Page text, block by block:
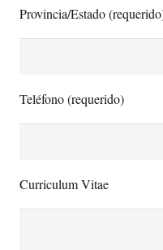
Provincia/Estado
Teléfono (requerido)
Curriculum Vitae